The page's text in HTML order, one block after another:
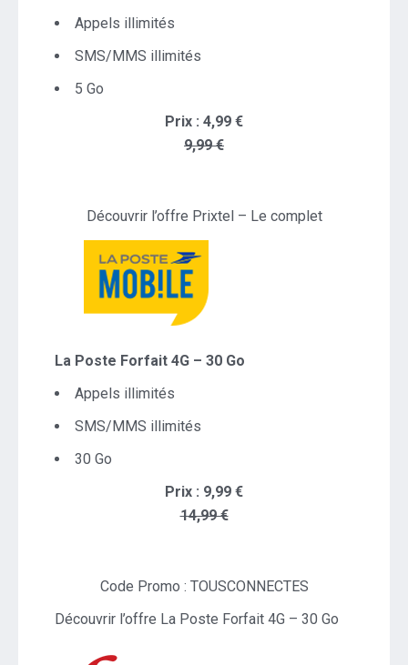
Appels illimités
SMS/MMS illimités
5 Go
Prix : 4,99 €
9,99 €
Découvrir l’offre Prixtel – Le complet
La Poste Forfait 4G – 30 Go
Appels illimités
SMS/MMS illimités
30 Go
Prix : 9,99 €
14,99 €
Code Promo : TOUSCONNECTES
Découvrir l’offre La Poste Forfait 4G – 30 Go